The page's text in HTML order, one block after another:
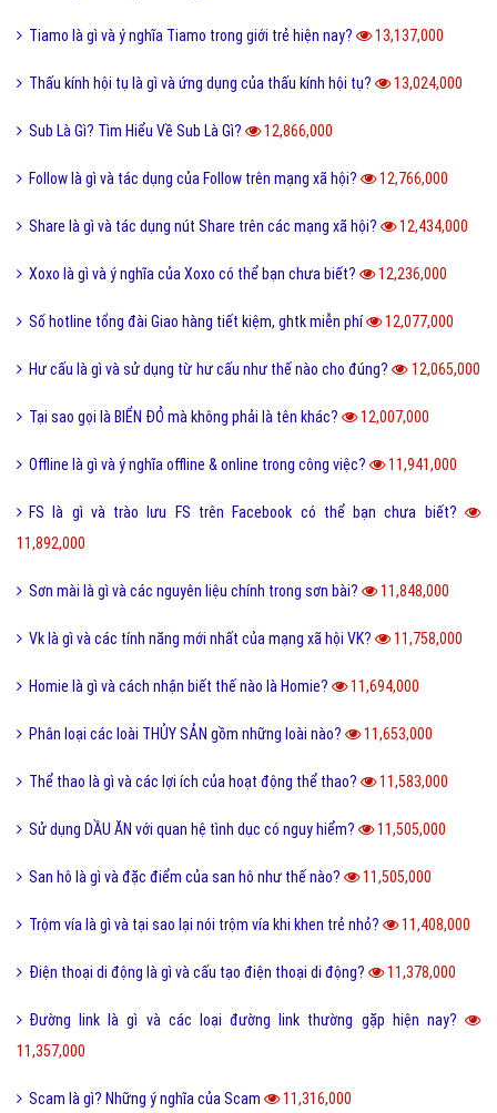
Tiamo là gì và ý nghĩa Tiamo trong giới trẻ hiện nay? 13,137,000
Thấu kính hội tụ là gì và ứng dụng của thấu kính hội tụ? 13,024,000
Sub Là Gì? Tìm Hiểu Về Sub Là Gì? 12,866,000
Follow là gì và tác dụng của Follow trên mạng xã hội? 12,766,000
Share là gì và tác dụng nút Share trên các mạng xã hội? 12,434,000
Xoxo là gì và ý nghĩa của Xoxo có thể bạn chưa biết? 12,236,000
Số hotline tổng đài Giao hàng tiết kiệm, ghtk miễn phí 12,077,000
Hư cấu là gì và sử dụng từ hư cấu như thế nào cho đúng? 12,065,000
Tại sao gọi là BIỂN ĐỎ mà không phải là tên khác? 12,007,000
Offline là gì và ý nghĩa offline & online trong công việc? 11,941,000
FS là gì và trào lưu FS trên Facebook có thể bạn chưa biết?
11,892,000
Sơn mài là gì và các nguyên liệu chính trong sơn bài? 11,848,000
Vk là gì và các tính năng mới nhất của mạng xã hội VK? 11,758,000
Homie là gì và cách nhận biết thế nào là Homie? 11,694,000
Phân loại các loài THỦY SẢN gồm những loài nào? 11,653,000
Thể thao là gì và các lợi ích của hoạt động thể thao? 11,583,000
Sử dụng DẦU ĂN với quan hệ tình dục có nguy hiểm? 11,505,000
San hô là gì và đặc điểm của san hô như thế nào? 11,505,000
Trộm vía là gì và tại sao lại nói trộm vía khi khen trẻ nhỏ? 11,408,000
Điện thoại di động là gì và cấu tạo điện thoại di động? 11,378,000
Đường link là gì và các loại đường link thường gặp hiện nay?
11,357,000
Scam là gì? Những ý nghĩa của Scam 11,316,000